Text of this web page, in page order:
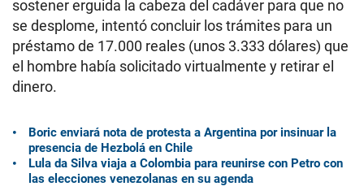
sostener erguida la cabeza del cadáver para que no
se desplome, intentó concluir los trámites para un
préstamo de 17.000 reales (unos 3.333 dólares) que
el hombre había solicitado virtualmente y retirar el
dinero.
Boric enviará nota de protesta a Argentina por insinuar la
presencia de Hezbolá en Chile
Lula da Silva viaja a Colombia para reunirse con Petro con
las elecciones venezolanas en su agenda